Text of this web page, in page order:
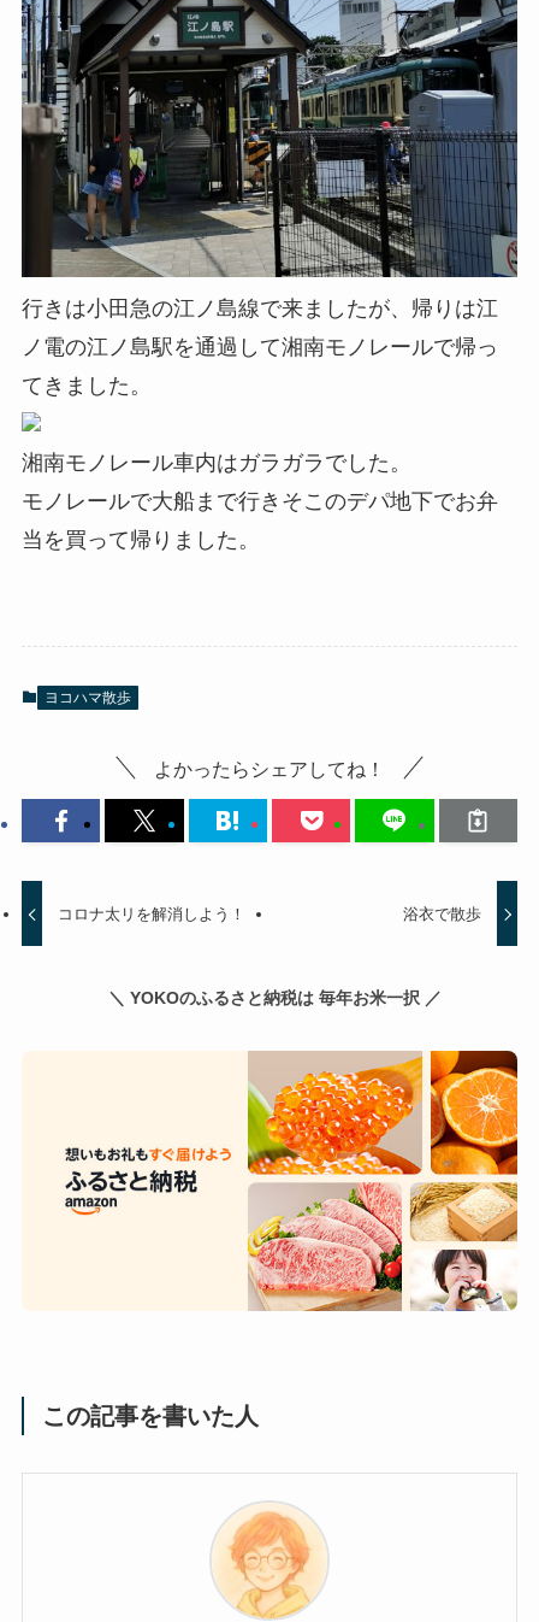
行きは小田急の江ノ島線で来ましたが、帰りは江
ノ電の江ノ島駅を通過して湘南モノレールで帰っ
てきました。
湘南モノレール車内はガラガラでした。
モノレールで大船まで行きそこのデパ地下でお弁
当を買って帰りました。
ヨコハマ散歩
よかったらシェアしてね！
コロナ太リを解消しよう！ 浴衣で散歩
＼ YOKOのふるさと納税は 毎年お米一択 ／
この記事を書いた人